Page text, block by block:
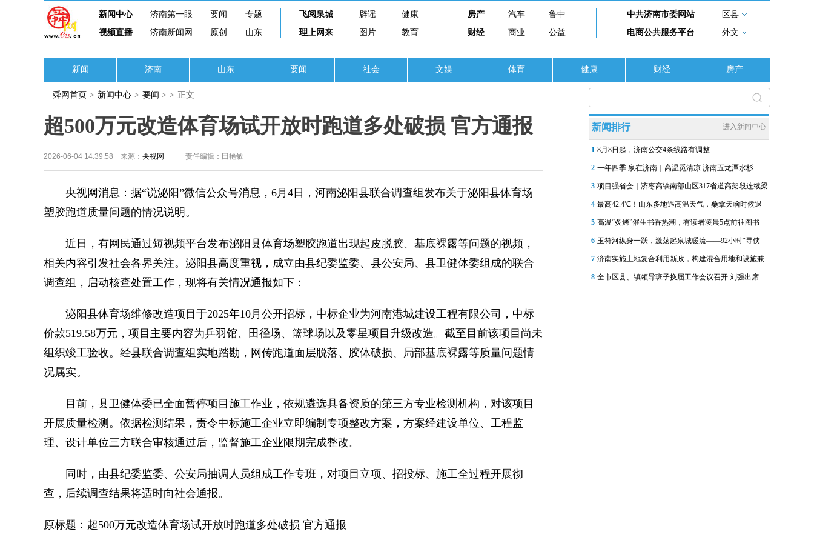
新闻中心 济南第一眼 要闻
专题
视频直播
济南新闻网 原创 山东
飞阅泉城 辟谣
健康
理上网来
图片 教育
房产 汽车
鲁中
财经
商业 公益
中共济南市委网站
区县
电商公共服务平台
外文
新闻 济南 山东 要闻 社会 文娱 体育 健康 财经 房产
舜网首页 > 新闻中心 > 要闻 > > 正文
超500万元改造体育场试开放时跑道多处破损 官方通报
2026-06-04 14:39:58 来源： 央视网 责任编辑：田艳敏
央视网消息：据“说泌阳”微信公众号消息，6月4日，河南泌阳县联合调查组发布关于泌阳县体育场
塑胶跑道质量问题的情况说明。
近日，有网民通过短视频平台发布泌阳县体育场塑胶跑道出现起皮脱胶、基底裸露等问题的视频，
相关内容引发社会各界关注。泌阳县高度重视，成立由县纪委监委、县公安局、县卫健体委组成的联合
调查组，启动核查处置工作，现将有关情况通报如下：
泌阳县体育场维修改造项目于2025年10月公开招标，中标企业为河南港城建设工程有限公司，中标
价款519.58万元，项目主要内容为乒羽馆、田径场、篮球场以及零星项目升级改造。截至目前该项目尚未
组织竣工验收。经县联合调查组实地踏勘，网传跑道面层脱落、胶体破损、局部基底裸露等质量问题情
况属实。
目前，县卫健体委已全面暂停项目施工作业，依规遴选具备资质的第三方专业检测机构，对该项目
开展质量检测。依据检测结果，责令中标施工企业立即编制专项整改方案，方案经建设单位、工程监
理、设计单位三方联合审核通过后，监督施工企业限期完成整改。
同时，由县纪委监委、公安局抽调人员组成工作专班，对项目立项、招投标、施工全过程开展彻
查，后续调查结果将适时向社会通报。
原标题：超500万元改造体育场试开放时跑道多处破损 官方通报
新闻排行 进入新闻中心
1 8月8日起，济南公交4条线路有调整
2 一年四季 泉在济南｜高温觅清凉 济南五龙潭水杉
3 项目强省会｜济枣高铁南部山区317省道高架段连续梁
4 最高42.4℃！山东多地遇高温天气，桑拿天啥时候退
5 高温“炙烤”催生书香热潮，有读者凌晨5点前往图书
6 玉符河纵身一跃，激荡起泉城暖流——92小时“寻侠
7 济南实施土地复合利用新政，构建混合用地和设施兼
8 全市区县、镇领导班子换届工作会议召开 刘强出席